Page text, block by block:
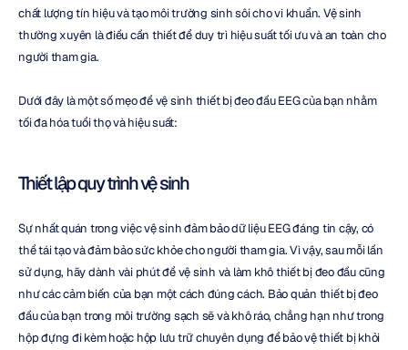
chất lượng tín hiệu và tạo môi trường sinh sôi cho vi khuẩn. Vệ sinh
thường xuyên là điều cần thiết để duy trì hiệu suất tối ưu và an toàn cho
người tham gia.
Dưới đây là một số mẹo để vệ sinh thiết bị đeo đầu EEG của bạn nhằm
tối đa hóa tuổi thọ và hiệu suất:
Thiết lập quy trình vệ sinh
Sự nhất quán trong việc vệ sinh đảm bảo dữ liệu EEG đáng tin cậy, có
thể tái tạo và đảm bảo sức khỏe cho người tham gia. Vì vậy, sau mỗi lần
sử dụng, hãy dành vài phút để vệ sinh và làm khô thiết bị đeo đầu cũng
như các cảm biến của bạn một cách đúng cách. Bảo quản thiết bị đeo
đầu của bạn trong môi trường sạch sẽ và khô ráo, chẳng hạn như trong
hộp đựng đi kèm hoặc hộp lưu trữ chuyên dụng để bảo vệ thiết bị khỏi